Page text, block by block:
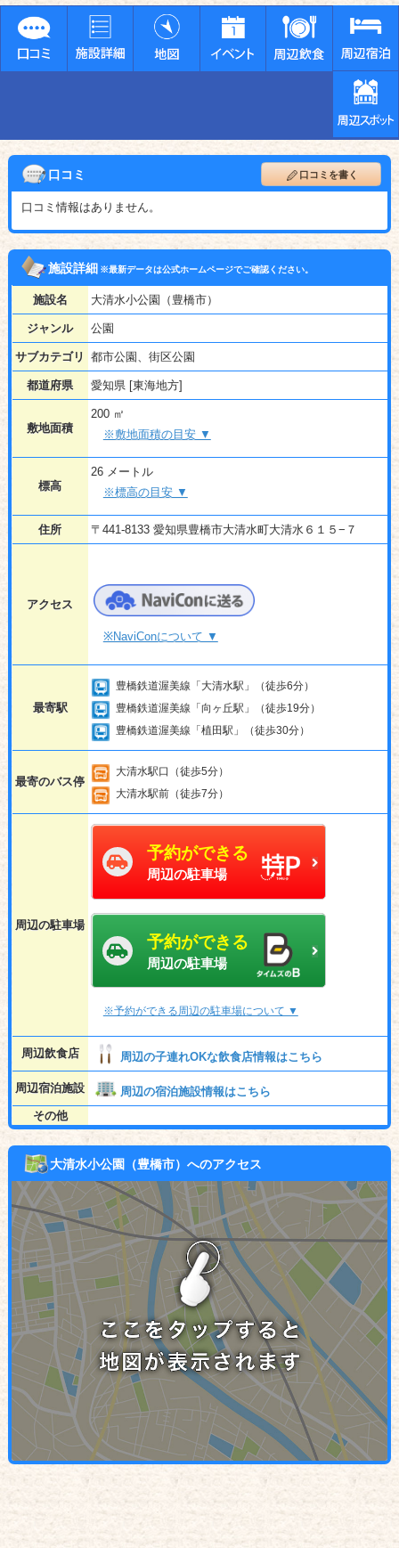
口コミ 口コミを書く
口コミ情報はありません。
施設詳細※最新データは公式ホームページでご確認ください。
施設名 大清水小公園（豊橋市）
ジャンル 公園
サブカテゴリ 都市公園、街区公園
都道府県 愛知県 [東海地方]
敷地面積
200 ㎡
※敷地面積の目安 ▼
標高
26 メートル
※標高の目安 ▼
住所 〒441-8133 愛知県豊橋市大清水町大清水６１５−７
アクセス
※NaviConについて ▼
最寄駅
豊橋鉄道渥美線「大清水駅」（徒歩6分）
豊橋鉄道渥美線「向ヶ丘駅」（徒歩19分）
豊橋鉄道渥美線「植田駅」（徒歩30分）
最寄のバス停
大清水駅口（徒歩5分）
大清水駅前（徒歩7分）
周辺の駐車場
予約ができる
周辺の駐車場
予約ができる
周辺の駐車場
※予約ができる周辺の駐車場について ▼
周辺飲食店 周辺の子連れOKな飲食店情報はこちら
周辺宿泊施設
周辺の宿泊施設情報はこちら
その他
大清水小公園（豊橋市）へのアクセス